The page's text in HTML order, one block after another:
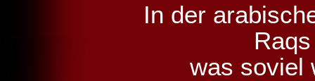
In der
was soviel